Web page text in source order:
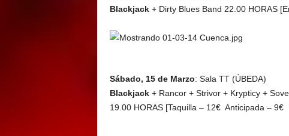
Blackjack+ Dirty Blues Band 22.00 HORAS
Sábado, 15 de Marzo: Sala TT (ÚBEDA)
Blackjack+ Rancor + Strivor + Krypticy +
19.00 HORAS [Taquilla – 12€ Anticipada – 9€